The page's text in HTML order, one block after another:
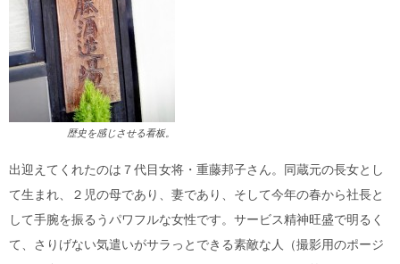
歴史を感じさせる看板。
出迎えてくれたのは７代目女将・重藤邦子さん。同蔵元の長女とし
て生まれ、２児の母であり、妻であり、そして今年の春から社長と
して手腕を振るうパワフルな女性です。サービス精神旺盛で明るく
て、さりげない気遣いがサラっとできる素敵な人（撮影用のポージ